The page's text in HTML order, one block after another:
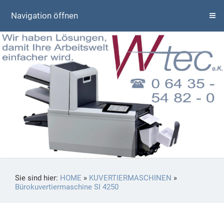
Navigation öffnen
Sie sind hier: HOME » KUVERTIERMASCHINEN »
Bürokuvertiermaschine SI 4250